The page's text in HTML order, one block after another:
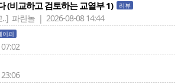
(비교하고 검토하는 교열부 1) 리뷰
..] 파란놀 | 2026-08-08 14:44
이퍼